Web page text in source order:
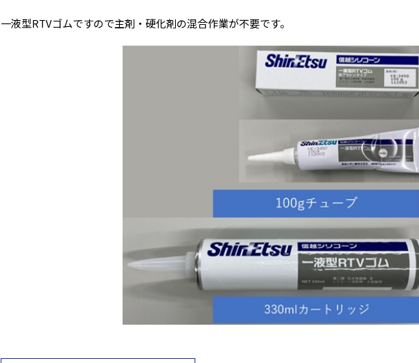
一液型RTVゴムですので主剤・硬化剤の混合作業が不要です。